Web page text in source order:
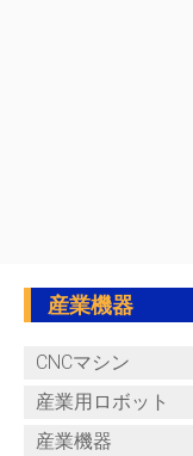
産業機器
CNCマシン
産業用ロボット
産業機器